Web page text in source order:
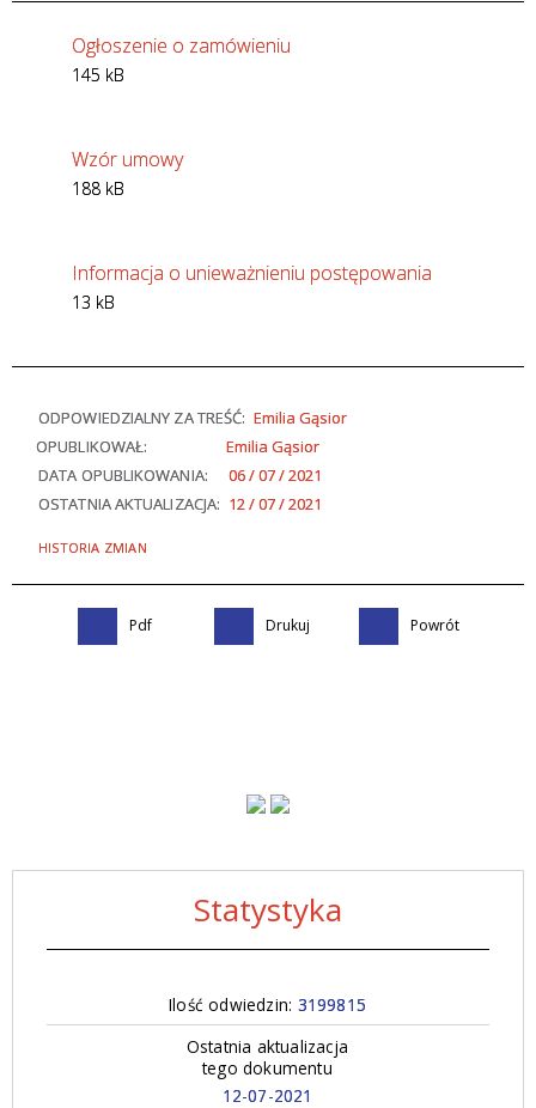
Statystyka
Ilość odwiedzin: 3199815
Ostatnia aktualizacja
tego dokumentu
12-07-2021
Ogłoszenie o zamówieniu
145 kB
Wzór umowy
188 kB
Informacja o unieważnieniu postępowania
13 kB
ODPOWIEDZIALNY ZA TREŚĆ: Emilia Gąsior
OPUBLIKOWAŁ:
Emilia Gąsior
DATA OPUBLIKOWANIA:
06 / 07 / 2021
OSTATNIA AKTUALIZACJA: 12 / 07 / 2021
HISTORIA ZMIAN
Pdf Drukuj Powrót